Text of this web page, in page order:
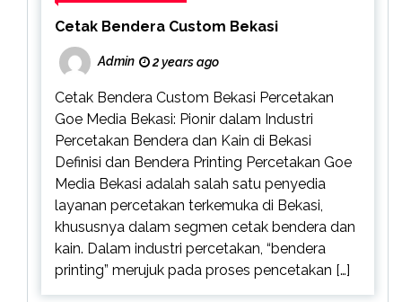
Cetak Bendera Custom Bekasi
Admin 2 years ago
Cetak Bendera Custom Bekasi Percetakan
Goe Media Bekasi: Pionir dalam Industri
Percetakan Bendera dan Kain di Bekasi
Definisi dan Bendera Printing Percetakan Goe
Media Bekasi adalah salah satu penyedia
layanan percetakan terkemuka di Bekasi,
khususnya dalam segmen cetak bendera dan
kain. Dalam industri percetakan, “bendera
printing” merujuk pada proses pencetakan […]